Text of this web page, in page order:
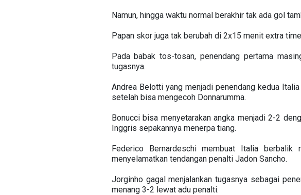
Namun, hingga waktu normal berakhir tak ada gol
Papan skor juga tak berubah di 2x15 menit extra
Pada babak tos-tosan, penendang pertama
tugasnya.
Andrea Belotti yang menjadi penendang kedua
setelah bisa mengecoh Donnarumma.
Bonucci bisa menyetarakan angka menjadi 2-2
Inggris sepakannya menerpa tiang.
Federico Bernardeschi membuat Italia
menyelamatkan tendangan penalti Jadon Sancho.
Jorginho gagal menjalankan tugasnya sebagai
menang 3-2 lewat adu penalti.